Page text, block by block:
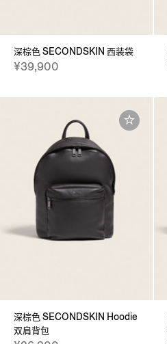
深棕色 SECONDSKIN 西装袋
¥39,900
深棕色 SECONDSKIN Hoodie
双肩背包